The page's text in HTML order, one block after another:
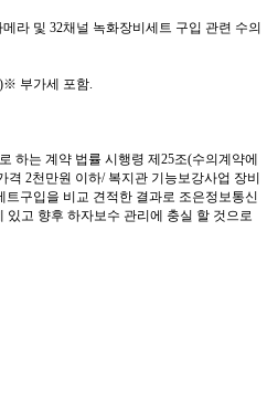
라 및 32채널 녹화장비세트 구입 관련 수의
)※ 부가세 포함.
하는 계약 법률 시행령 제 25조(수의계약에
격 2천만원 이하/ 복지관 기능보강사업 장비
트구입 을 비교 견적한 결과로 조은정보통신
있고 향후 하자보수 관리에 충실 할 것으로